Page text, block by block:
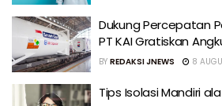
Dukung Percepatan
PT KAI Gratiskan
BY REDAKSI JNEWS 8
Tips Isolasi Mandiri